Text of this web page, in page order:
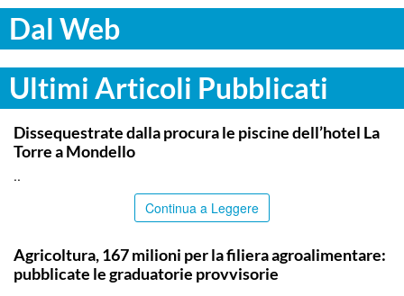
Dal Web
Ultimi Articoli Pubblicati
PALERMO
Dissequestrate dalla procura le piscine dell’hotel La
Torre a Mondello
..
Continua a Leggere
Agricoltura, 167 milioni per la filiera agroalimentare:
pubblicate le graduatorie provvisorie